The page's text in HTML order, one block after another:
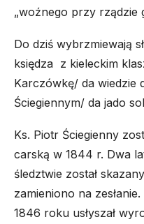
„woźnego przy rządzie
Do dziś wybrzmiewają
księdza z kieleckim
Karczówkę/ da wiedzie
Ściegiennym/ da jado
Ks. Piotr Ściegienny
carską w 1844 r. Dwa
śledztwie został
zamieniono na
1846 roku usłyszał